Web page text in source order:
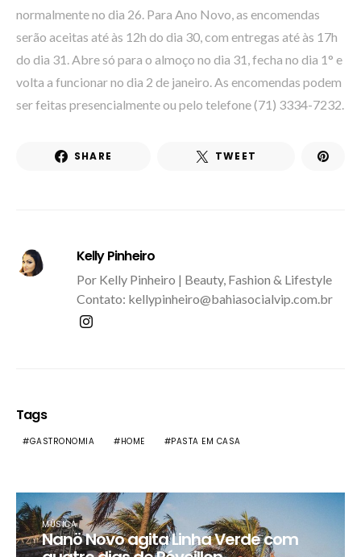
normalmente no dia 26. Para Ano Novo, as encomendas
serão aceitas até às 12h do dia 30, com entregas até às 17h
do dia 31. Abre só para o almoço no dia 31, fecha no dia 1° e
volta a funcionar no dia 2 de janeiro. As encomendas podem
ser feitas presencialmente ou pelo telefone (71) 3334-7232.
SHARE TWEET
Kelly Pinheiro
Por Kelly Pinheiro | Beauty, Fashion & Lifestyle
Contato: kellypinheiro@bahiasocialvip.com.br
Tags
GASTRONOMIA HOME PASTA EM CASA
MÚSICA
Nanö Novo agita Linha Verde com